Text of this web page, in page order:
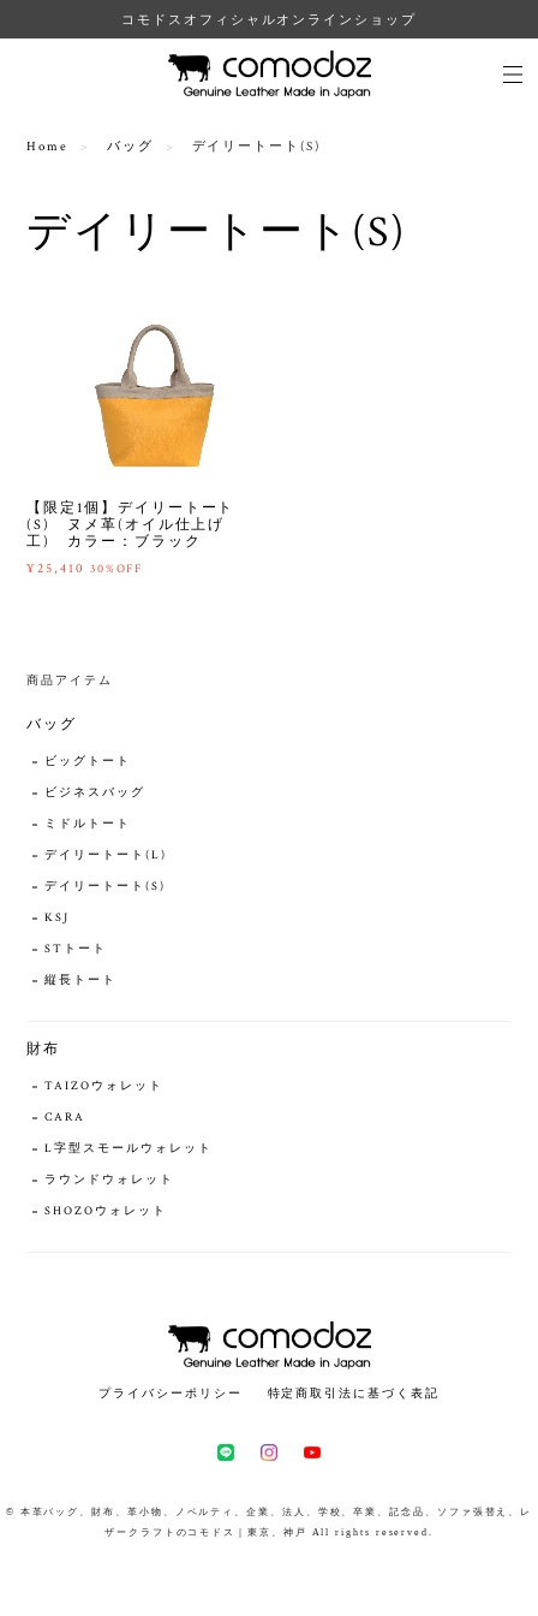
コモドスオフィシャルオンラインショップ
Home バッグ デイリートート(S)
デイリートート(S)
【限定1個】デイリートート
(S) ヌメ革(オイル仕上げ
工) カラー：ブラック
¥25,410 30%OFF
商品アイテム
バッグ
ビッグトート
ビジネスバッグ
ミドルトート
デイリートート(L)
デイリートート(S)
KSJ
STトート
縦長トート
財布
TAIZOウォレット
CARA
L字型スモールウォレット
ラウンドウォレット
SHOZOウォレット
プライバシーポリシー 特定商取引法に基づく表記
© 本革バッグ、財布、革小物、ノベルティ、企業、法人、学校、卒業、記念品、ソファ張替え、レ
ザークラフトのコモドス｜東京、神戸 All rights reserved.